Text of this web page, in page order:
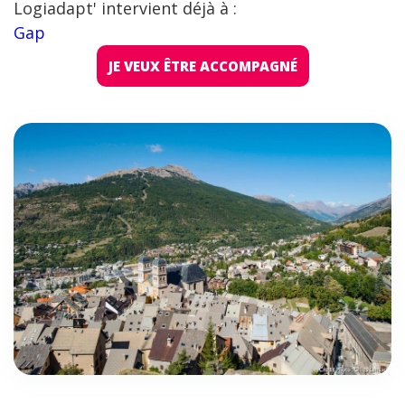
Logiadapt' intervient déjà à :
Gap
JE VEUX ÊTRE ACCOMPAGNÉ